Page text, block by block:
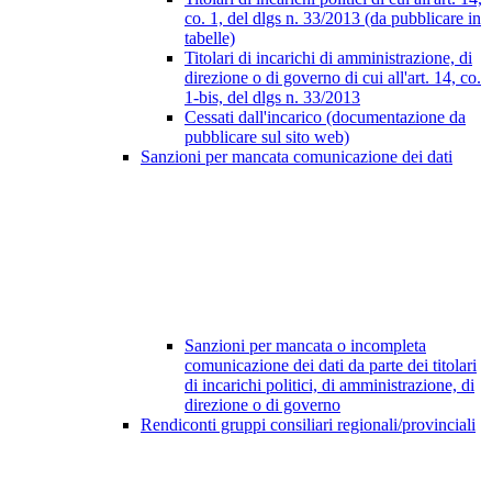
co. 1, del dlgs n. 33/2013 (da pubblicare in
tabelle)
Titolari di incarichi di amministrazione, di
direzione o di governo di cui all'art. 14, co.
1-bis, del dlgs n. 33/2013
Cessati dall'incarico (documentazione da
pubblicare sul sito web)
Sanzioni per mancata comunicazione dei dati
Sanzioni per mancata o incompleta
comunicazione dei dati da parte dei titolari
di incarichi politici, di amministrazione, di
direzione o di governo
Rendiconti gruppi consiliari regionali/provinciali